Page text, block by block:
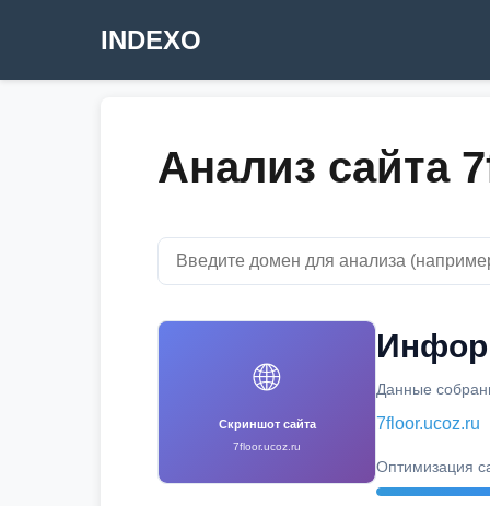
INDEXO
Анализ сайта
🌐
Скриншот сайта
7floor.ucoz.ru
Данные
7floor.ucoz.ru
Оптимизация